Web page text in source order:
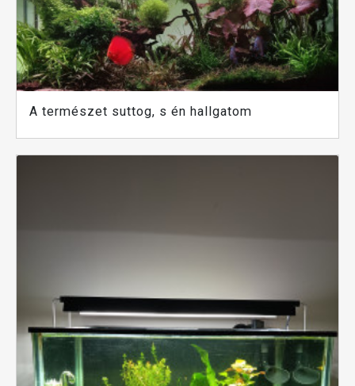
A természet suttog, s én hallgatom